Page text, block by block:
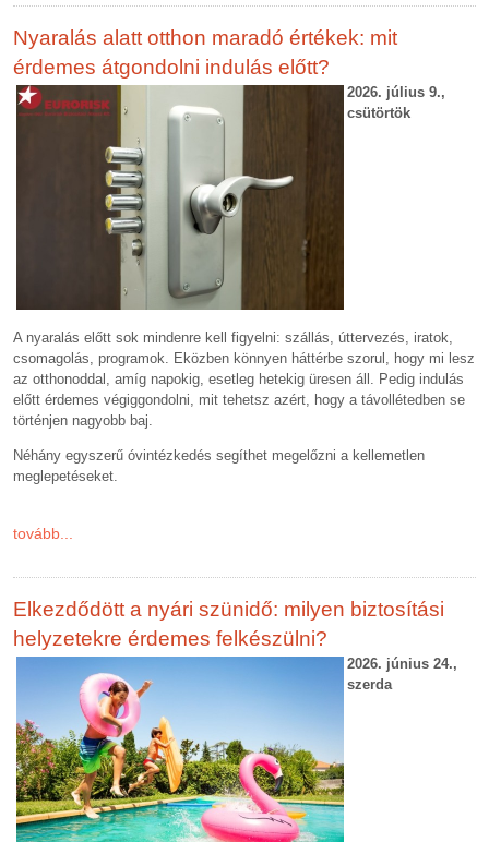
Nyaralás alatt otthon maradó értékek: mit
érdemes átgondolni indulás előtt?
2026. július 9.,
csütörtök
A nyaralás előtt sok mindenre kell figyelni: szállás, úttervezés, iratok,
csomagolás, programok. Eközben könnyen háttérbe szorul, hogy mi lesz
az otthonoddal, amíg napokig, esetleg hetekig üresen áll. Pedig indulás
előtt érdemes végiggondolni, mit tehetsz azért, hogy a távollétedben se
történjen nagyobb baj.
Néhány egyszerű óvintézkedés segíthet megelőzni a kellemetlen
meglepetéseket.
tovább...
Elkezdődött a nyári szünidő: milyen biztosítási
helyzetekre érdemes felkészülni?
2026. június 24.,
szerda